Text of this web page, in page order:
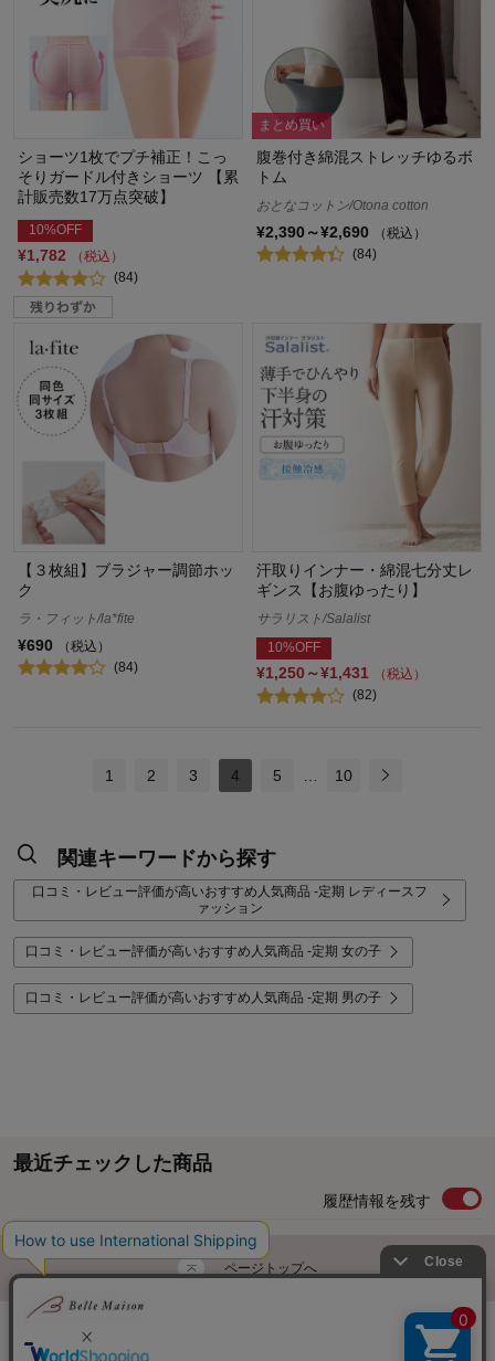
ショーツ1枚でプチ補正！こっ
そりガードル付きショーツ 【累
計販売数17万点突破】
10%OFF
¥1,782
（税込）
(84)
まとめ買い
腹巻付き綿混ストレッチゆるボ
トム
おとなコットン/Otona cotton
¥2,390～¥2,690
（税込）
(84)
【３枚組】ブラジャー調節ホッ
ク
ラ・フィット/la*fite
¥690
（税込）
(84)
汗取りインナー・綿混七分丈レ
ギンス【お腹ゆったり】
サラリスト/Salalist
10%OFF
¥1,250～¥1,431
（税込）
(82)
1 2 3 4 5 10
関連キーワードから探す
口コミ・レビュー評価が高いおすすめ人気商品 -定期 レディースフ
ァッション
口コミ・レビュー評価が高いおすすめ人気商品 -定期 女の子
口コミ・レビュー評価が高いおすすめ人気商品 -定期 男の子
最近チェックした商品
履歴情報を残す
ページトップへ
ご利用ガイド・お知らせ